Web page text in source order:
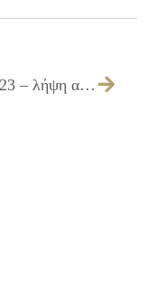
073/2023 – λήψη απόφασης για την άσκηση έφεσης κατά των με αριθμό 1182/2023 και 1183/2023 αποφάσεων του Διοικητικού Πρωτοδικείου Αθηνών